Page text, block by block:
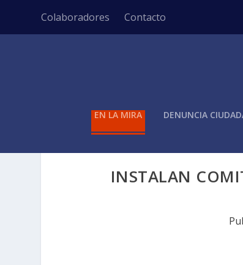
Colaboradores Contacto
EN LA MIRA DENUNCIA
INSTALAN